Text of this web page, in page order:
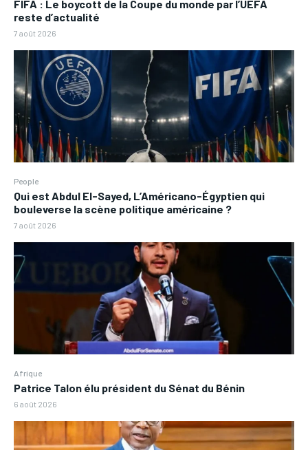
FIFA : Le boycott de la Coupe du monde par l’UEFA
reste d’actualité
7 août 2026
People
Qui est Abdul El-Sayed, L’Américano-Égyptien qui
bouleverse la scène politique américaine ?
7 août 2026
Afrique
Patrice Talon élu président du Sénat du Bénin
6 août 2026